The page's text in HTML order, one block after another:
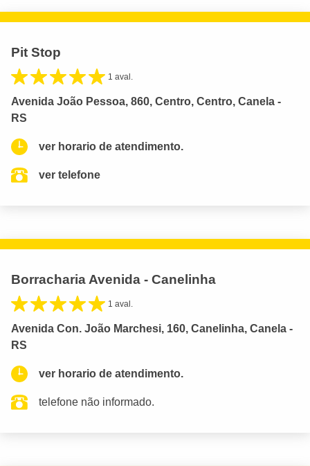
Pit Stop
1 aval.
Avenida João Pessoa, 860, Centro, Centro, Canela -
RS
ver horario de atendimento.
ver telefone
Borracharia Avenida - Canelinha
1 aval.
Avenida Con. João Marchesi, 160, Canelinha, Canela -
RS
ver horario de atendimento.
telefone não informado.